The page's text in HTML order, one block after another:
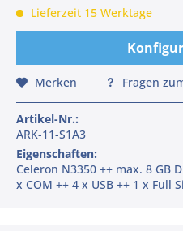
Lieferzeit 15 Werktage
Merken Fragen
Artikel-Nr.:
ARK-11-S1A3
Eigenschaften:
Celeron N3350 ++ max. 8 GB
x COM ++ 4 x USB ++ 1 x Full